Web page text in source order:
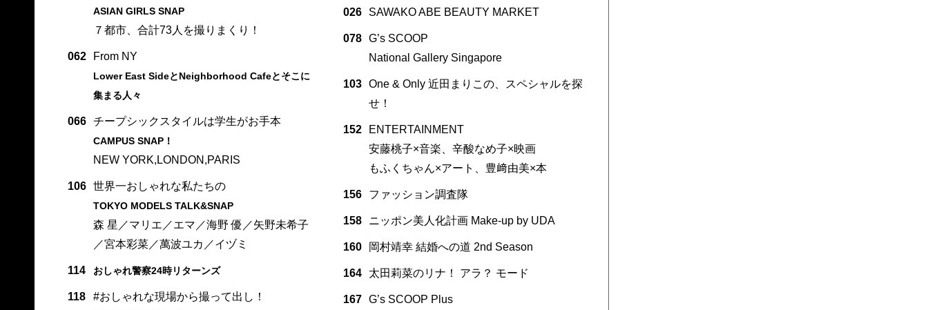
ASIAN GIRLS SNAP
７都市、合計73人を撮りまくり！
062 From NY
Lower East SideとNeighborhood Cafeとそこに
集まる人々
066 チープシックスタイルは学生がお手本
CAMPUS SNAP！
NEW YORK,LONDON,PARIS
106 世界一おしゃれな私たちの
TOKYO MODELS TALK&SNAP
森 星／マリエ／エマ／海野 優／矢野未希子
／宮本彩菜／萬波ユカ／イヅミ
114 おしゃれ警察24時リターンズ
118 #おしゃれな現場から撮って出し！
026 SAWAKO ABE BEAUTY MARKET
078 G’s SCOOP
National Gallery Singapore
103 One & Only 近田まりこの、スペシャルを探
せ！
152
ENTERTAINMENT
安藤桃子×音楽、辛酸なめ子×映画
もふくちゃん×アート、豊﨑由美×本
156 ファッション調査隊
158 ニッポン美人化計画 Make-up by UDA
160 岡村靖幸 結婚への道 2nd Season
164 太田莉菜のリナ！ アラ？ モード
167 G’s SCOOP Plus